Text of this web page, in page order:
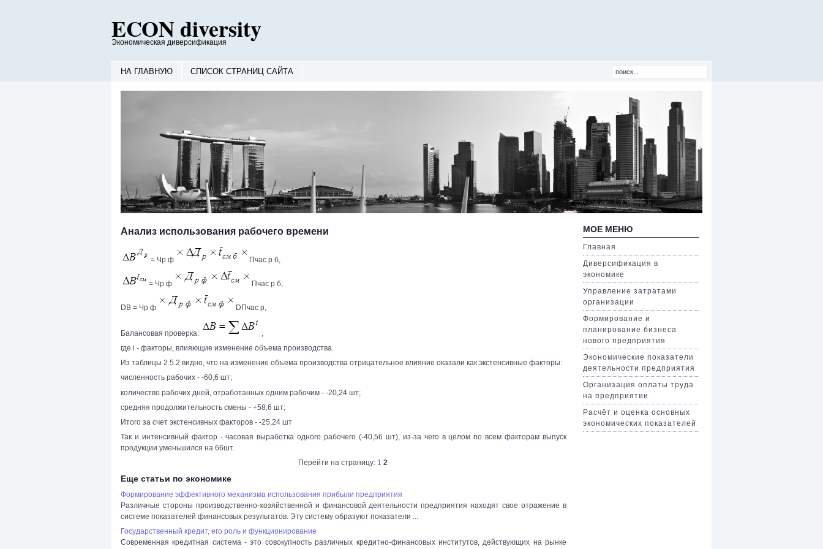
ECON diversity
Экономическая диверсификация
НА ГЛАВНУЮ СПИСОК СТРАНИЦ САЙТА
Анализ использования рабочего времени
= Чр ф Пчас р б,
= Чр ф Пчас р б,
DВ = Чр ф DПчас р,
Балансовая проверка:
,
где i - факторы, влияющие изменение объема производства.
Из таблицы 2.5.2 видно, что на изменение объема производства отрицательное влияние оказали как экстенсивные факторы:
численность рабочих - -60,6 шт;
количество рабочих дней, отработанных одним рабочим - -20,24 шт;
средняя продолжительность смены - +58,6 шт;
Итого за счет экстенсивных факторов - -25,24 шт
Так и интенсивный фактор - часовая выработка одного рабочего (-40,56 шт), из-за чего в целом по всем факторам выпуск
продукции уменьшился на 66шт.
Перейти на страницу: 1 2
Еще статьи по экономике
Формирование эффективного механизма использования прибыли предприятия
Различные стороны производственно-хозяйственной и финансовой деятельности предприятия находят свое отражение в
системе показателей финансовых результатов. Эту систему образуют показатели ...
Государственный кредит, его роль и функционирование
Современная кредитная система - это совокупность различных кредитно-финансовых институтов, действующих на рынке
МОЕ МЕНЮ
Главная
Диверсификация в
экономике
Управление затратами
организации
Формирование и
планирование бизнеса
нового предприятия
Экономические показатели
деятельности предприятия
Организация оплаты труда
на предприятии
Расчёт и оценка основных
экономических показателей